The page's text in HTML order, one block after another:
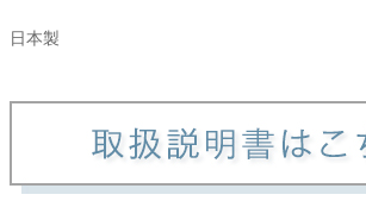
日本製